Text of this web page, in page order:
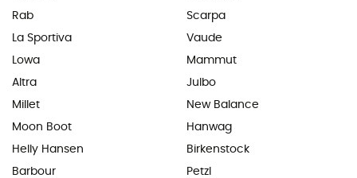
Rab
La Sportiva
Lowa
Altra
Millet
Moon Boot
Helly Hansen
Barbour
Scarpa
Vaude
Mammut
Julbo
New Balance
Hanwag
Birkenstock
Petzl